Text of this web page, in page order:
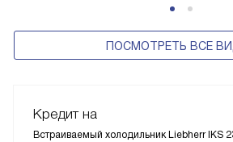
ПОСМОТРЕТЬ ВСЕ
Кредит на
Встраиваемый холодильник Liebherr IKS